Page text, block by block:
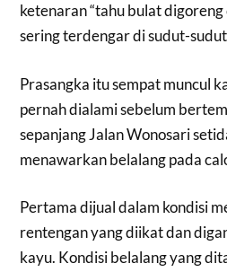
ketenaran “tahu bulat digoreng
sering terdengar di sudut-
Prasangka itu sempat muncul
pernah dialami sebelum
sepanjang Jalan Wonosari
menawarkan belalang pada
Pertama dijual dalam kondisi
rentengan yang diikat dan
kayu. Kondisi belalang yang